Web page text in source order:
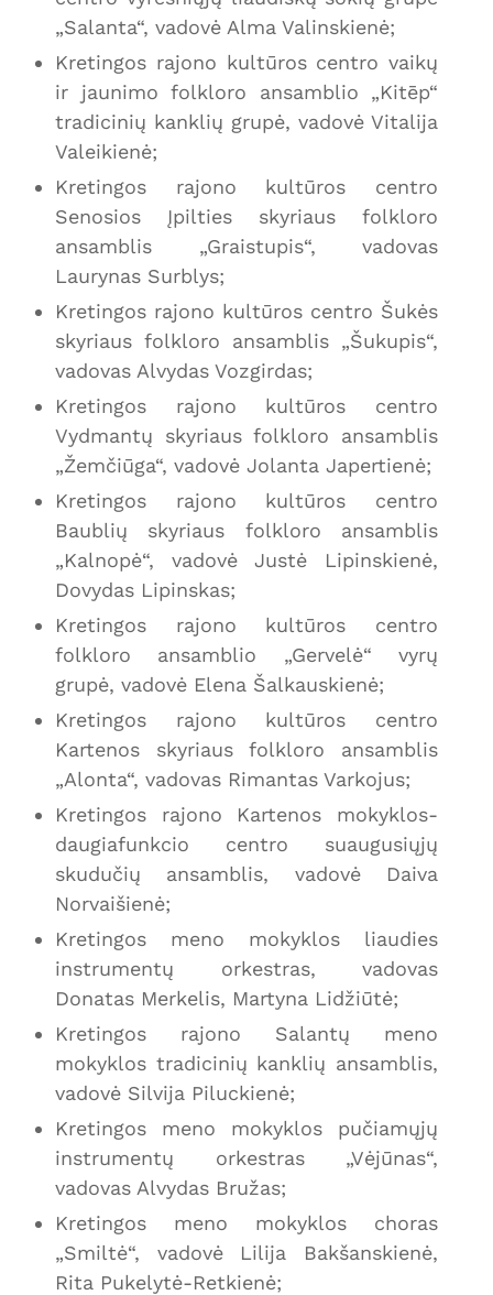
„Salanta“, vadovė Alma Valinskienė;
Kretingos rajono kultūros centro vaikų
ir jaunimo folkloro ansamblio „Kitēp“
tradicinių kanklių grupė, vadovė Vitalija
Valeikienė;
Kretingos rajono kultūros centro
Senosios Įpilties skyriaus folkloro
ansamblis „Graistupis“, vadovas
Laurynas Surblys;
Kretingos rajono kultūros centro Šukės
skyriaus folkloro ansamblis „Šukupis“,
vadovas Alvydas Vozgirdas;
Kretingos rajono kultūros centro
Vydmantų skyriaus folkloro ansamblis
„Žemčiūga“, vadovė Jolanta Japertienė;
Kretingos rajono kultūros centro
Baublių skyriaus folkloro ansamblis
„Kalnopė“, vadovė Justė Lipinskienė,
Dovydas Lipinskas;
Kretingos rajono kultūros centro
folkloro ansamblio „Gervelė“ vyrų
grupė, vadovė Elena Šalkauskienė;
Kretingos rajono kultūros centro
Kartenos skyriaus folkloro ansamblis
„Alonta“, vadovas Rimantas Varkojus;
Kretingos rajono Kartenos mokyklos-
daugiafunkcio centro suaugusiųjų
skudučių ansamblis, vadovė Daiva
Norvaišienė;
Kretingos meno mokyklos liaudies
instrumentų orkestras, vadovas
Donatas Merkelis, Martyna Lidžiūtė;
Kretingos rajono Salantų meno
mokyklos tradicinių kanklių ansamblis,
vadovė Silvija Piluckienė;
Kretingos meno mokyklos pučiamųjų
instrumentų orkestras „Vėjūnas“,
vadovas Alvydas Bružas;
Kretingos meno mokyklos choras
„Smiltė“, vadovė Lilija Bakšanskienė,
Rita Pukelytė-Retkienė;